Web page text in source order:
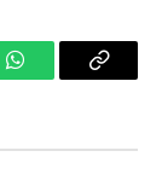
WhatsAppCopy